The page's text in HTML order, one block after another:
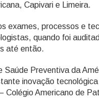
Capivari e Limeira.
exames, processos e
quando foi
até então.
Preventiva da
inovação
Colégio Americano de